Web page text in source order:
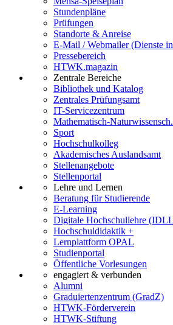
Stundenpläne
Prüfungen
Standorte & Anreise
E-Mail / Webmailer (Dienste
Pressebereich
HTWK.magazin
Zentrale Bereiche
Bibliothek und Katalog
Zentrales Prüfungsamt
IT-Servicezentrum
Mathematisch-
Sport
Hochschulkolleg
Akademisches Auslandsamt
Stellenangebote
Stellenportal
Lehre und Lernen
Beratung für Studierende
E-Learning
Digitale Hochschullehre
Hochschuldidaktik +
Lernplattform OPAL
Studienportal
Öffentliche Vorlesungen
engagiert & verbunden
Alumni
Graduiertenzentrum (GradZ)
HTWK-Förderverein
HTWK-Stiftung